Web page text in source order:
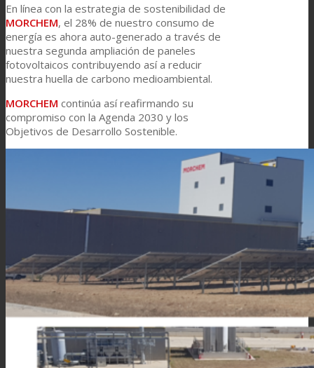
En línea con la estrategia de sostenibilidad de
MORCHEM, el 28% de nuestro consumo de
energía es ahora auto-generado a través de
nuestra segunda ampliación de paneles
fotovoltaicos contribuyendo así a reducir
nuestra huella de carbono medioambiental.
MORCHEM continúa así reafirmando su
compromiso con la Agenda 2030 y los
Objetivos de Desarrollo Sostenible.